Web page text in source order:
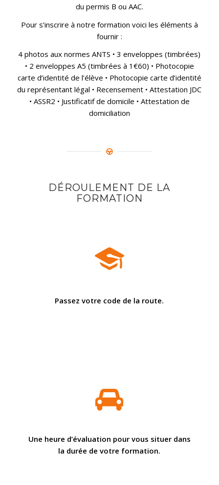
du permis B ou AAC.
Pour s’inscrire à notre formation voici les éléments à
fournir :
4 photos aux normes ANTS • 3 enveloppes (timbrées)
• 2 enveloppes A5 (timbrées à 1€60) • Photocopie
carte d’identité de l’élève • Photocopie carte d’identité
du représentant légal • Recensement • Attestation JDC
• ASSR2 • Justificatif de domicile • Attestation de
domiciliation
DÉROULEMENT DE LA
FORMATION
Passez votre code de la route.
Une heure d’évaluation pour vous situer dans
la durée de votre formation.